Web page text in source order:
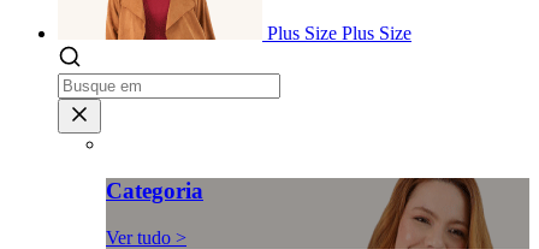
Plus Size Plus Size
Categoria
Ver tudo >